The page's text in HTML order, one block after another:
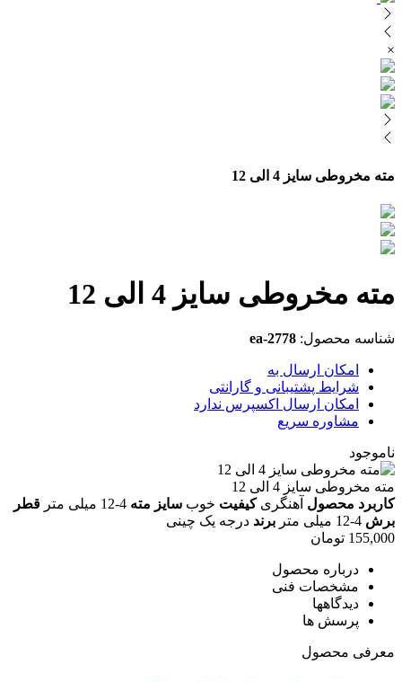
×
مته مخروطی سایز 4 الی 12
مته مخروطی سایز 4 الی 12
شناسه محصول: ea-2778
امکان ارسال به
شرایط پشتیبانی و گارانتی
امکان ارسال اکسپرس ندارد
مشاوره سریع
ناموجود
مته مخروطی سایز 4 الی 12
کاربرد محصول آهنگری کیفیت خوب سایز مته
قطر
برش
برند درجه یک چینی
155,000 تومان
درباره محصول
مشخصات فنی
دیدگاهها
پرسش ها
معرفی محصول